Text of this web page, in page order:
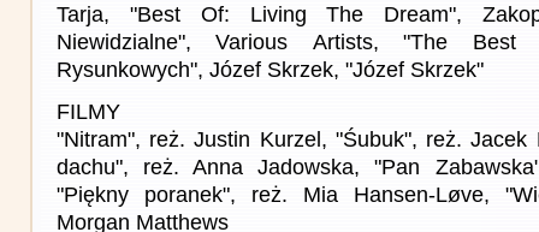
Tarja, "Best Of: Living The Dream",
Niewidzialne", Various Artists, "The
Rysunkowych", Józef Skrzek, "Józef Skrzek"
FILMY
"Nitram", reż. Justin Kurzel, "Śubuk", reż. Jacek
dachu", reż. Anna Jadowska, "Pan
"Piękny poranek", reż. Mia Hansen-Løve,
Morgan Matthews